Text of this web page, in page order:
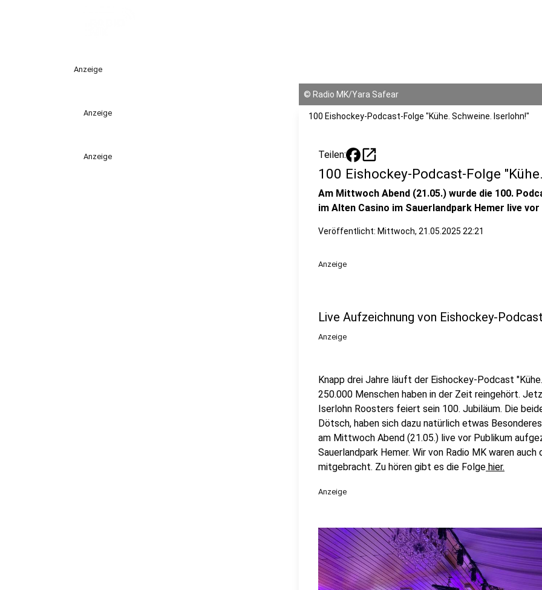
Anzeige
Anzeige
Anzeige
© Radio MK/Yara Safear
100 Eishockey-Podcast-Folge "Kühe. Schweine. Iserlohn!"
Teilen: open_in_new
100 Eishockey-Podcast-Folge
Am Mittwoch Abend (21.05.) wurde die 100.
im Alten Casino im Sauerlandpark Hemer live
Veröffentlicht: Mittwoch, 21.05.2025 22:21
Anzeige
Live Aufzeichnung von Eishockey-
Anzeige
Knapp drei Jahre läuft der Eishockey-Podcast
250.000 Menschen haben in der Zeit reingehört.
Iserlohn Roosters feiert sein 100. Jubiläum. Die
Dötsch, haben sich dazu natürlich etwas
am Mittwoch Abend (21.05.) live vor Publikum
Sauerlandpark Hemer. Wir von Radio MK waren
mitgebracht. Zu hören gibt es die Folge hier.
Anzeige